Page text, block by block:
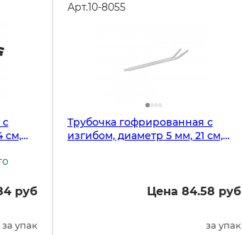
с
см,
руб
за упак
Арт.10-8055
Трубочка гофрированная с
изгибом, диаметр 5 мм, 21 см,
Цена 84.58 руб
за упак